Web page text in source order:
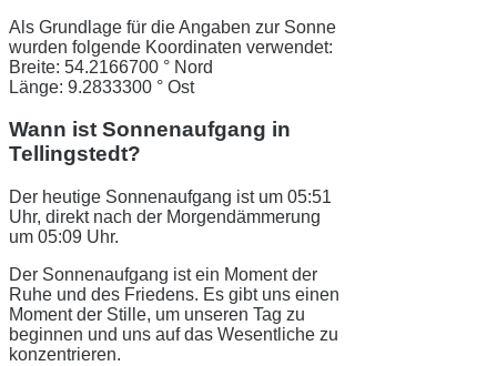
Als Grundlage für die Angaben zur Sonne
wurden folgende Koordinaten verwendet:
Breite: 54.2166700 ° Nord
Länge: 9.2833300 ° Ost
Wann ist Sonnenaufgang in
Tellingstedt?
Der heutige Sonnenaufgang ist um 05:51
Uhr, direkt nach der Morgendämmerung
um 05:09 Uhr.
Der Sonnenaufgang ist ein Moment der
Ruhe und des Friedens. Es gibt uns einen
Moment der Stille, um unseren Tag zu
beginnen und uns auf das Wesentliche zu
konzentrieren.